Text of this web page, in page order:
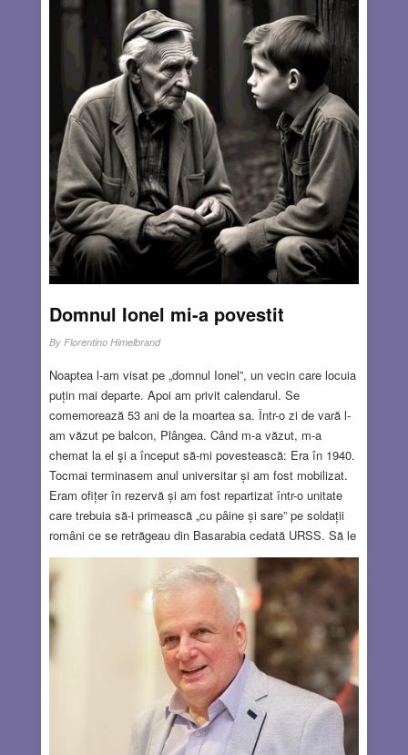
republicană, când el a acceptat candidatura. Pe de altă
parte, Biden nu s-a grăbit să ia singura decizie rațională
pentru salvarea viitorului partidului său, cu toate că de la
începutul campaniei era limpede că are probleme de
memorie și chiar de slăbiciune fizică.
Read more…
JUL 22, 2024 15 COMMENTS
Domnul Ionel mi-a povestit
By Florentino Himelbrand
Noaptea l-am visat pe „domnul Ionel”, un vecin care locuia
puțin mai departe. Apoi am privit calendarul. Se
comemorează 53 ani de la moartea sa. Într-o zi de vară l-
am văzut pe balcon, Plângea. Când m-a văzut, m-a
chemat la el şi a început să-mi povestească: Era în 1940.
Tocmai terminasem anul universitar și am fost mobilizat.
Eram ofițer în rezervă și am fost repartizat într-o unitate
care trebuia să-i primească „cu pâine și sare” pe soldații
români ce se retrăgeau din Basarabia cedată URSS. Să le
ridicăm moralul. Nu știu exact ce s-a întâmplat în gara
Galați. Era un loc împrejmuit, un lagăr unde se adunaseră
câteva mii de persoane care doreau să se reîntoarcă la
familiile lor din Basarabia, dar soldații români, frustrați de
retragerea umilitoare și instigați de lozinci antisemite ca
„evreii comuniști”, i-au separat pe evrei și i-au măcelărit cu
focuri de armă, pe fundalul vagoanelor de tren. Speriat de
masacru, am fugit până în port. Am intrat în prima
cârciumă și am cerut o țuică. După vreo jumătate de oră,
un soldat necunoscut mi-a spus: – Domnu’ sublocotenent,